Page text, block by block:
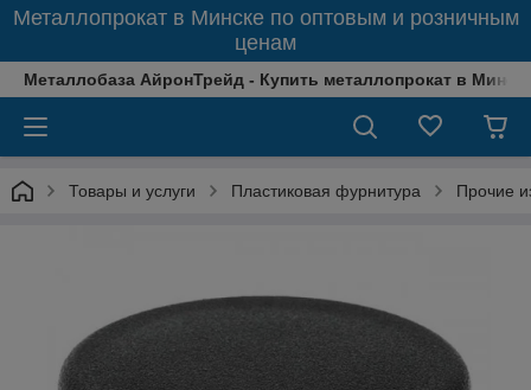
Металлопрокат в Минске по оптовым и розничным
ценам
Металлобаза АйронТрейд - Купить металлопрокат в
Товары и услуги Пластиковая фурнитура Прочие